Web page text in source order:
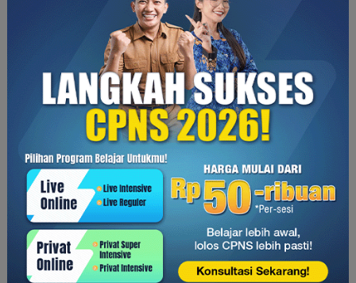
leadership, team management,
editing tools.Nah, tingkatkan
yang berkaitan dengan karir impian kamu tersebut.
7. Cermat dalam membaca peluang karir di masa
Kamu harus jeli dalam membaca tren dan peluang karir di
masa depan. Perkembangan teknologi yang semakin cepat
melahirkan banyak peluang-peluang karir yang sebelumnya
mungkin belum pernah ada. Kamu harus bisa cepat
beradaptasi dan menyesuaikan keterampilan yang kamu miliki
dengan kondisi saat ini.